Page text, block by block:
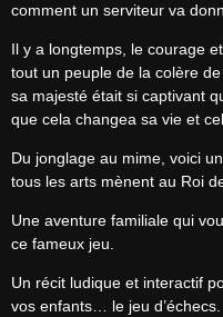
comment un serviteur va
Il y a longtemps, le courage
tout un peuple de la colère
sa majesté était si captivant
que cela changea sa vie et
Du jonglage au mime, voici
tous les arts mènent au Roi
Une aventure familiale qui
ce fameux jeu.
Un récit ludique et interactif
vos enfants… le jeu d’échecs.